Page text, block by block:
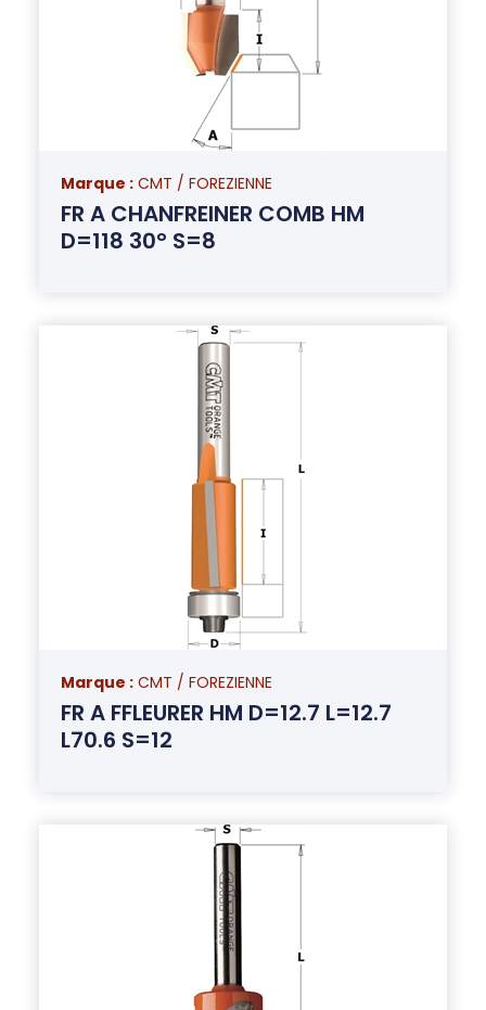
Marque : CMT / FOREZIENNE
FR A CHANFREINER COMB HM
D=118 30° S=8
Marque : CMT / FOREZIENNE
FR A FFLEURER HM D=12.7 L=12.7
L70.6 S=12